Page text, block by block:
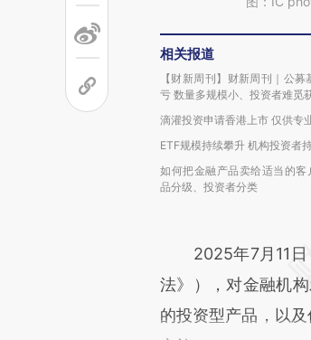
相关报道
【财新周刊】财新周刊｜公
亏 数量多规模小、投资者难觅
滴灌投资申请香港上市 仅供专
ETF规模持续攀升 机构投资者
如何把金融产品卖给适当的
品分级、投资者分类
2025年7月11日
法》），对金融机
的投资型产品，以